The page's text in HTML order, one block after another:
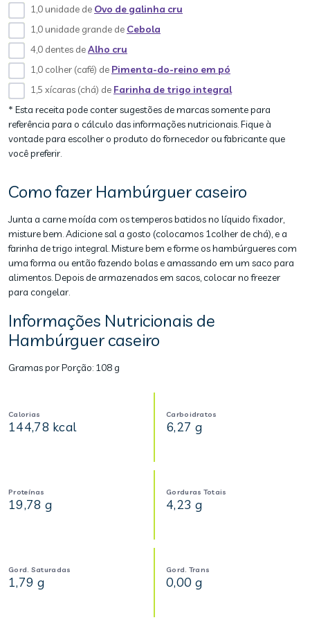
1,0 unidade de Ovo de galinha cru
1,0 unidade grande de Cebola
4,0 dentes deAlho cru
1,0 colher (café) de Pimenta-do-reino em pó
1,5 xícaras (chá) de Farinha de trigo integral
* Esta receita pode conter sugestões de marcas somente para
referência para o cálculo das informações nutricionais. Fique à
vontade para escolher o produto do fornecedor ou fabricante que
você preferir.
Como fazer Hambúrguer caseiro
Junta a carne moída com os temperos batidos no líquido fixador,
misture bem. Adicione sal a gosto (colocamos 1colher de chá), e a
farinha de trigo integral. Misture bem e forme os hambúrgueres com
uma forma ou então fazendo bolas e amassando em um saco para
alimentos. Depois de armazenados em sacos, colocar no freezer
para congelar.
Informações Nutricionais de
Hambúrguer caseiro
Gramas por Porção: 108 g
Calorias
144,78 kcal
Carboidratos
6,27 g
Proteínas
19,78 g
Gorduras Totais
4,23 g
Gord. Saturadas
1,79 g
Gord. Trans
0,00 g